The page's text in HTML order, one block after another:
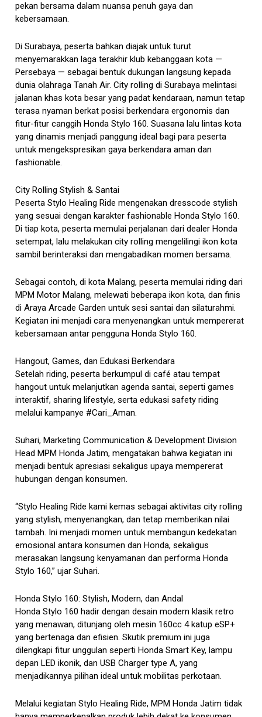
pekan bersama dalam nuansa penuh gaya dan
kebersamaan.
Di Surabaya, peserta bahkan diajak untuk turut
menyemarakkan laga terakhir klub kebanggaan kota —
Persebaya — sebagai bentuk dukungan langsung kepada
dunia olahraga Tanah Air. City rolling di Surabaya melintasi
jalanan khas kota besar yang padat kendaraan, namun tetap
terasa nyaman berkat posisi berkendara ergonomis dan
fitur-fitur canggih Honda Stylo 160. Suasana lalu lintas kota
yang dinamis menjadi panggung ideal bagi para peserta
untuk mengekspresikan gaya berkendara aman dan
fashionable.
City Rolling Stylish & Santai
Peserta Stylo Healing Ride mengenakan dresscode stylish
yang sesuai dengan karakter fashionable Honda Stylo 160.
Di tiap kota, peserta memulai perjalanan dari dealer Honda
setempat, lalu melakukan city rolling mengelilingi ikon kota
sambil berinteraksi dan mengabadikan momen bersama.
Sebagai contoh, di kota Malang, peserta memulai riding dari
MPM Motor Malang, melewati beberapa ikon kota, dan finis
di Araya Arcade Garden untuk sesi santai dan silaturahmi.
Kegiatan ini menjadi cara menyenangkan untuk mempererat
kebersamaan antar pengguna Honda Stylo 160.
Hangout, Games, dan Edukasi Berkendara
Setelah riding, peserta berkumpul di café atau tempat
hangout untuk melanjutkan agenda santai, seperti games
interaktif, sharing lifestyle, serta edukasi safety riding
melalui kampanye #Cari_Aman.
Suhari, Marketing Communication & Development Division
Head MPM Honda Jatim, mengatakan bahwa kegiatan ini
menjadi bentuk apresiasi sekaligus upaya mempererat
hubungan dengan konsumen.
“Stylo Healing Ride kami kemas sebagai aktivitas city rolling
yang stylish, menyenangkan, dan tetap memberikan nilai
tambah. Ini menjadi momen untuk membangun kedekatan
emosional antara konsumen dan Honda, sekaligus
merasakan langsung kenyamanan dan performa Honda
Stylo 160,” ujar Suhari.
Honda Stylo 160: Stylish, Modern, dan Andal
Honda Stylo 160 hadir dengan desain modern klasik retro
yang menawan, ditunjang oleh mesin 160cc 4 katup eSP+
yang bertenaga dan efisien. Skutik premium ini juga
dilengkapi fitur unggulan seperti Honda Smart Key, lampu
depan LED ikonik, dan USB Charger type A, yang
menjadikannya pilihan ideal untuk mobilitas perkotaan.
Melalui kegiatan Stylo Healing Ride, MPM Honda Jatim tidak